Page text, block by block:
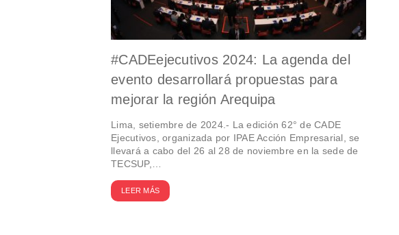
#CADEejecutivos 2024: La agenda del
evento desarrollará propuestas para
mejorar la región Arequipa
Lima, setiembre de 2024.- La edición 62° de CADE
Ejecutivos, organizada por IPAE Acción Empresarial, se
llevará a cabo del 26 al 28 de noviembre en la sede de
TECSUP,…
LEER MÁS